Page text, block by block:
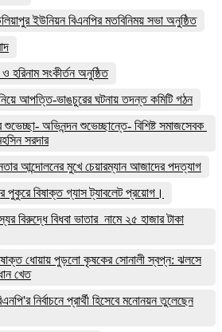
ইউনিয়ন বিএনপির মতবিনিময় সভা অনুষ্ঠিত
হরিনাম সংকীর্তন অনুষ্ঠিত
আপত্তি-ভাঙচুরের ঘটনায় তদন্ত কমিটি গঠন
শুভেচ্ছা- অভিনন্দন শুভেচ্ছান্তে- বিশিষ্ট সমাজসেবক
সরদার
আন্দোলনের মুখে চেয়ারম্যান আজাদের পদত্যাগ
পুকুরে বিষাক্ত গ্যাস ট্যাবলেট প্রয়োগ।
বিরুদ্ধে বিধবা ভাতার নামে ২৫ হাজার টাকা
ধোয়ায় পুড়লো কৃষকের সোনালী স্বপ্ন: ঝলসে
খেত
নির্বাচনে প্রার্থী হিসেবে মনোনয়ন তুলেছেন